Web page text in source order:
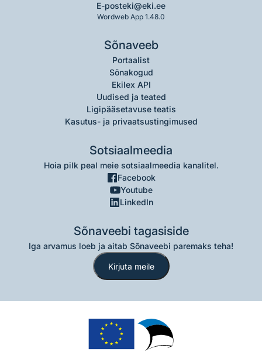
E-posteki@eki.ee
Wordweb App 1.48.0
Sõnaveeb
Portaalist
Sõnakogud
Ekilex API
Uudised ja teated
Ligipääsetavuse teatis
Kasutus- ja privaatsustingimused
Sotsiaalmeedia
Hoia pilk peal meie sotsiaalmeedia kanalitel.
Facebook
Youtube
LinkedIn
Sõnaveebi tagasiside
Iga arvamus loeb ja aitab Sõnaveebi paremaks teha!
Kirjuta meile